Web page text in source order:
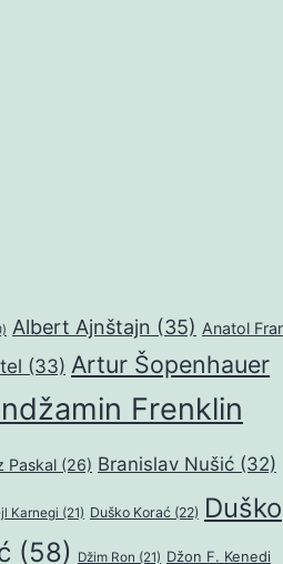
Albert Ajnštajn (35) Anatol
(33) Artur Šopenhauer
Frenklin
Paskal (26) Branislav Nušić (32)
Karnegi (21) Duško Korać (22) Duško
(58) Džim Ron (21) Džon F. Kenedi